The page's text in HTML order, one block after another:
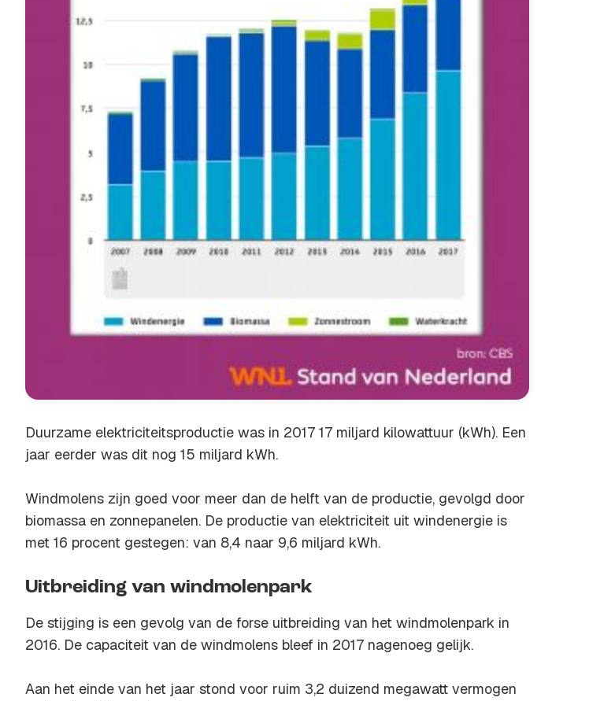
Duurzame elektriciteitsproductie was in 2017 17 miljard kilowattuur (kWh). Een
jaar eerder was dit nog 15 miljard kWh.
Windmolens zijn goed voor meer dan de helft van de productie, gevolgd door
biomassa en zonnepanelen. De productie van elektriciteit uit windenergie is
met 16 procent gestegen: van 8,4 naar 9,6 miljard kWh.
Uitbreiding van windmolenpark
De stijging is een gevolg van de forse uitbreiding van het windmolenpark in
2016. De capaciteit van de windmolens bleef in 2017 nagenoeg gelijk.
Aan het einde van het jaar stond voor ruim 3,2 duizend megawatt vermogen